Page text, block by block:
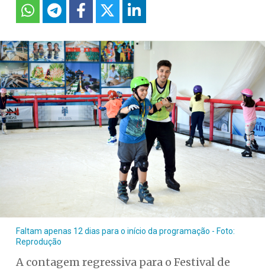
Faltam apenas 12 dias para o início da programação - Foto:
Reprodução
A contagem regressiva para o Festival de